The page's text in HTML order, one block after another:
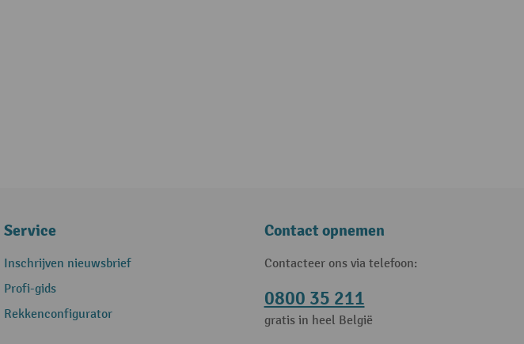
Service
Inschrijven nieuwsbrief
Profi-gids
Rekkenconfigurator
Contact opnemen
Contacteer ons via telefoon:
0800 35 211
gratis in heel België